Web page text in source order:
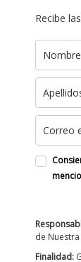
Recibe
de
Finalidad: